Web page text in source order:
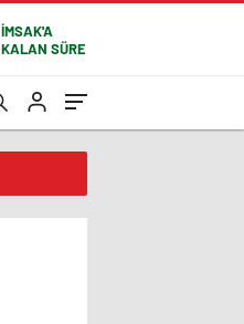
İMSAK'A
KALAN SÜRE